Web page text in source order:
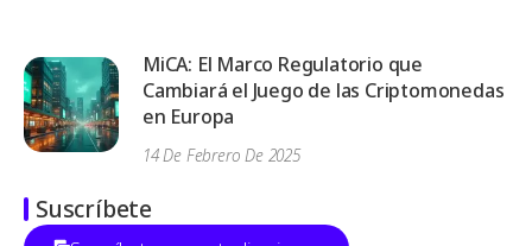
MiCA: El Marco Regulatorio que
Cambiará el Juego de las Criptomonedas
en Europa
14 De Febrero De 2025
Suscríbete